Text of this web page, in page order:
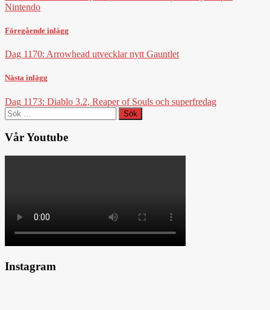
Nintendo
Föregående inlägg
Dag 1170: Arrowhead utvecklar nytt Gauntlet
Nästa inlägg
Dag 1173: Diablo 3.2, Reaper of Souls och superfredag
Sök
efter:
Vår Youtube
Instagram